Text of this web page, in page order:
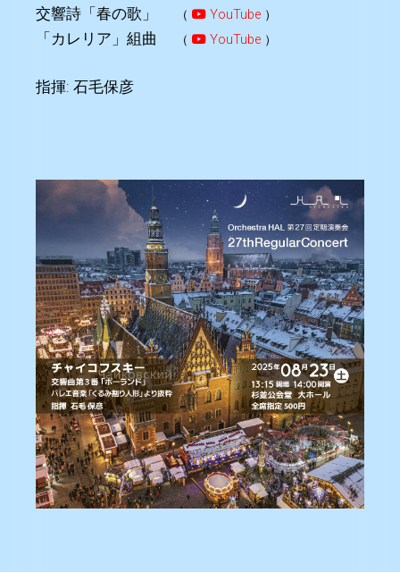
交響詩「春の歌」 （ YouTube ）
「カレリア」組曲 （ YouTube ）
指揮: 石毛保彦